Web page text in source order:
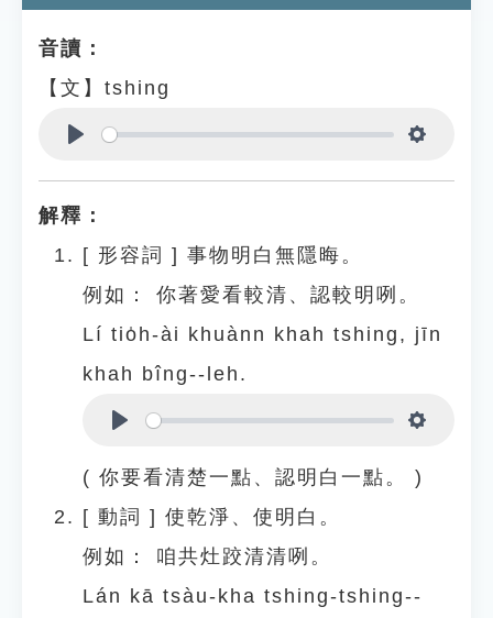
音讀：
【文】tshing
解釋：
[ 形容詞 ] 事物明白無隱晦。
例如：
你著愛看較清、認較明咧。
Lí tio̍h-ài khuànn khah tshing, jīn
khah bîng--leh.
( 你要看清楚一點、認明白一點。 )
[ 動詞 ] 使乾淨、使明白。
例如：
咱共灶跤清清咧。
Lán kā tsàu-kha tshing-tshing--